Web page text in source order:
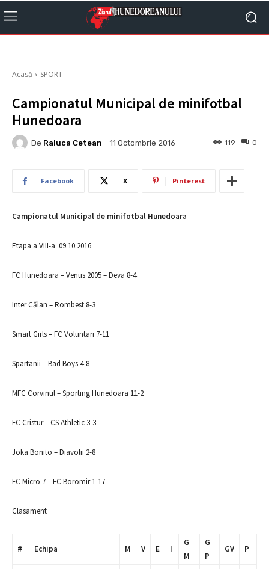
Acasă SPORT
Campionatul Municipal de minifotbal
Hunedoara
De Raluca Cetean 11 Octombrie 2016 0
119
Facebook X Pinterest
Campionatul Municipal de minifotbal Hunedoara
Etapa a VIII-a 09.10.2016
FC Hunedoara – Venus 2005 – Deva 8-4
Inter Călan – Rombest 8-3
Smart Girls – FC Voluntari 7-11
Spartanii – Bad Boys 4-8
MFC Corvinul – Sporting Hunedoara 11-2
FC Cristur – CS Athletic 3-3
Joka Bonito – Diavolii 2-8
FC Micro 7 – FC Boromir 1-17
Clasament
# Echipa M V E I
G
M
G
P
GV P